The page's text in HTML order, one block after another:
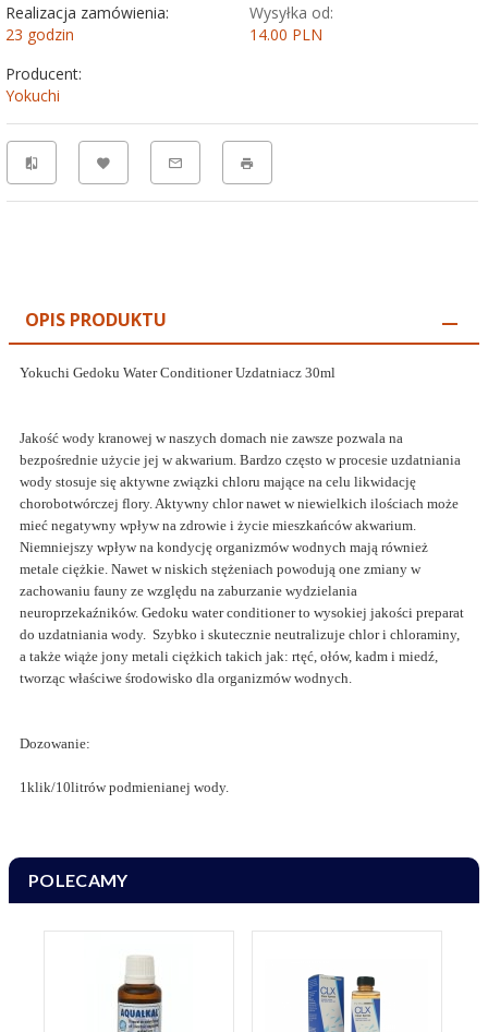
Realizacja zamówienia:
23 godzin
Wysyłka od:
14.00 PLN
Producent:
Yokuchi
OPIS PRODUKTU
Yokuchi Gedoku Water Conditioner Uzdatniacz 30ml
Jakość wody kranowej w naszych domach nie zawsze pozwala na
bezpośrednie użycie jej w akwarium. Bardzo często w procesie uzdatniania
wody stosuje się aktywne związki chloru mające na celu likwidację
chorobotwórczej flory. Aktywny chlor nawet w niewielkich ilościach może
mieć negatywny wpływ na zdrowie i życie mieszkańców akwarium.
Niemniejszy wpływ na kondycję organizmów wodnych mają również
metale ciężkie. Nawet w niskich stężeniach powodują one zmiany w
zachowaniu fauny ze względu na zaburzanie wydzielania
neuroprzekaźników. Gedoku water conditioner to wysokiej jakości preparat
do uzdatniania wody. Szybko i skutecznie neutralizuje chlor i chloraminy,
a także wiąże jony metali ciężkich takich jak: rtęć, ołów, kadm i miedź,
tworząc właściwe środowisko dla organizmów wodnych.
Dozowanie:
1klik/10litrów podmienianej wody.
POLECAMY